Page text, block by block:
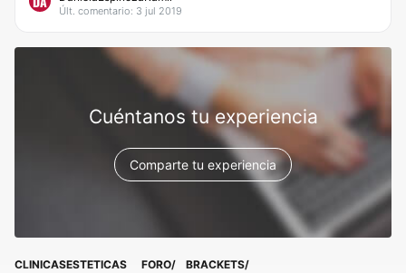
Últ. comentario: 3 jul 2019
Cuéntanos tu experiencia
Comparte tu experiencia
CLINICASESTETICAS FORO BRACKETS